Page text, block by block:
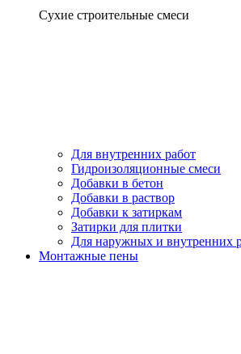
Сухие строительные смеси
Для внутренних работ
Гидроизоляционные смеси
Добавки в бетон
Добавки в раствор
Добавки к затиркам
Затирки для плитки
Для наружных и внутренних
Монтажные пены